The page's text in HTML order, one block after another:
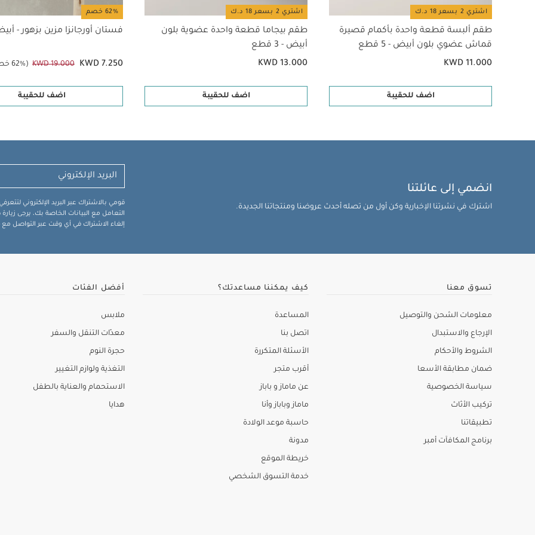
اشتري 2 بسعر 18 د.ك
طقم ألبسة قطعة واحدة بأكمام قصيرة
قماش عضوي بلون أبيض - 5 قطع
KWD 11.000
اضف للحقيبة
اشتري 2 بسعر 18 د.ك
طقم بيجاما قطعة واحدة عضوية بلون
أبيض - 3 قطع
KWD 13.000
اضف للحقيبة
62% خصم
فستان أورجانزا مزين بزهور -
KWD 7.250
KWD 19.000 (62% خصم)
اضف للحقيبة
انضمي إلى عائلتنا
اشترك في نشرتنا الإخبارية وكن أول من تصله أحدث عروضنا ومنتجاتنا الجديدة.
قومي بالاشتراك عبر البريد الإلكتروني
التعامل مع البيانات الخاصة بك، يرجى
إلغاء الاشتراك في أي وقت عبر التواصل مع
تسوق معنا
معلومات الشحن والتوصيل
الإرجاع والاستبدال
الشروط والأحكام
ضمان مطابقة الأسعا
سياسة الخصوصية
تركيب الأثاث
تطبيقاتنا
برنامج المكافآت أمبر
كيف يمكننا مساعدتك؟
المساعدة
اتصل بنا
الأسئلة المتكررة
أقرب متجر
عن ماماز و باباز
ماماز وباباز وأنا
حاسبة موعد الولادة
مدونة
خريطة الموقع
خدمة التسوق الشخصي
أفضل الفئات
ملابس
معدّات التنقل والسفر
حجرة النوم
التغذية ولوازم التغيير
الاستحمام والعناية بالطفل
هدايا